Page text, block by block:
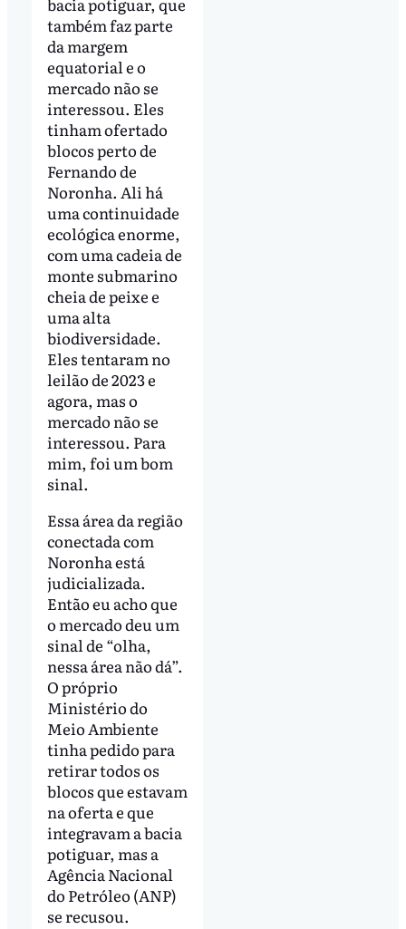
também faz parte
da margem
equatorial e o
mercado não se
interessou. Eles
tinham ofertado
blocos perto de
Fernando de
Noronha. Ali há
uma continuidade
ecológica enorme,
com uma cadeia de
monte submarino
cheia de peixe e
uma alta
biodiversidade.
Eles tentaram no
leilão de 2023 e
agora, mas o
mercado não se
interessou. Para
mim, foi um bom
sinal.
Essa área da região
conectada com
Noronha está
judicializada.
Então eu acho que
o mercado deu um
sinal de “olha,
nessa área não dá”.
O próprio
Ministério do
Meio Ambiente
tinha pedido para
retirar todos os
blocos que estavam
na oferta e que
integravam a bacia
potiguar, mas a
Agência Nacional
do Petróleo (ANP)
se recusou.